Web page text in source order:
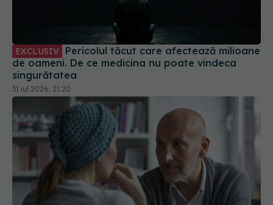
de oameni. De ce medicina nu poate vindeca
singurătatea
31 iul 2026, 21:20